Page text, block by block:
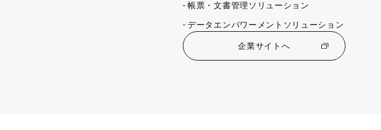
帳票・文書管理ソリューション
データエンパワーメントソリューション
企業サイトへ